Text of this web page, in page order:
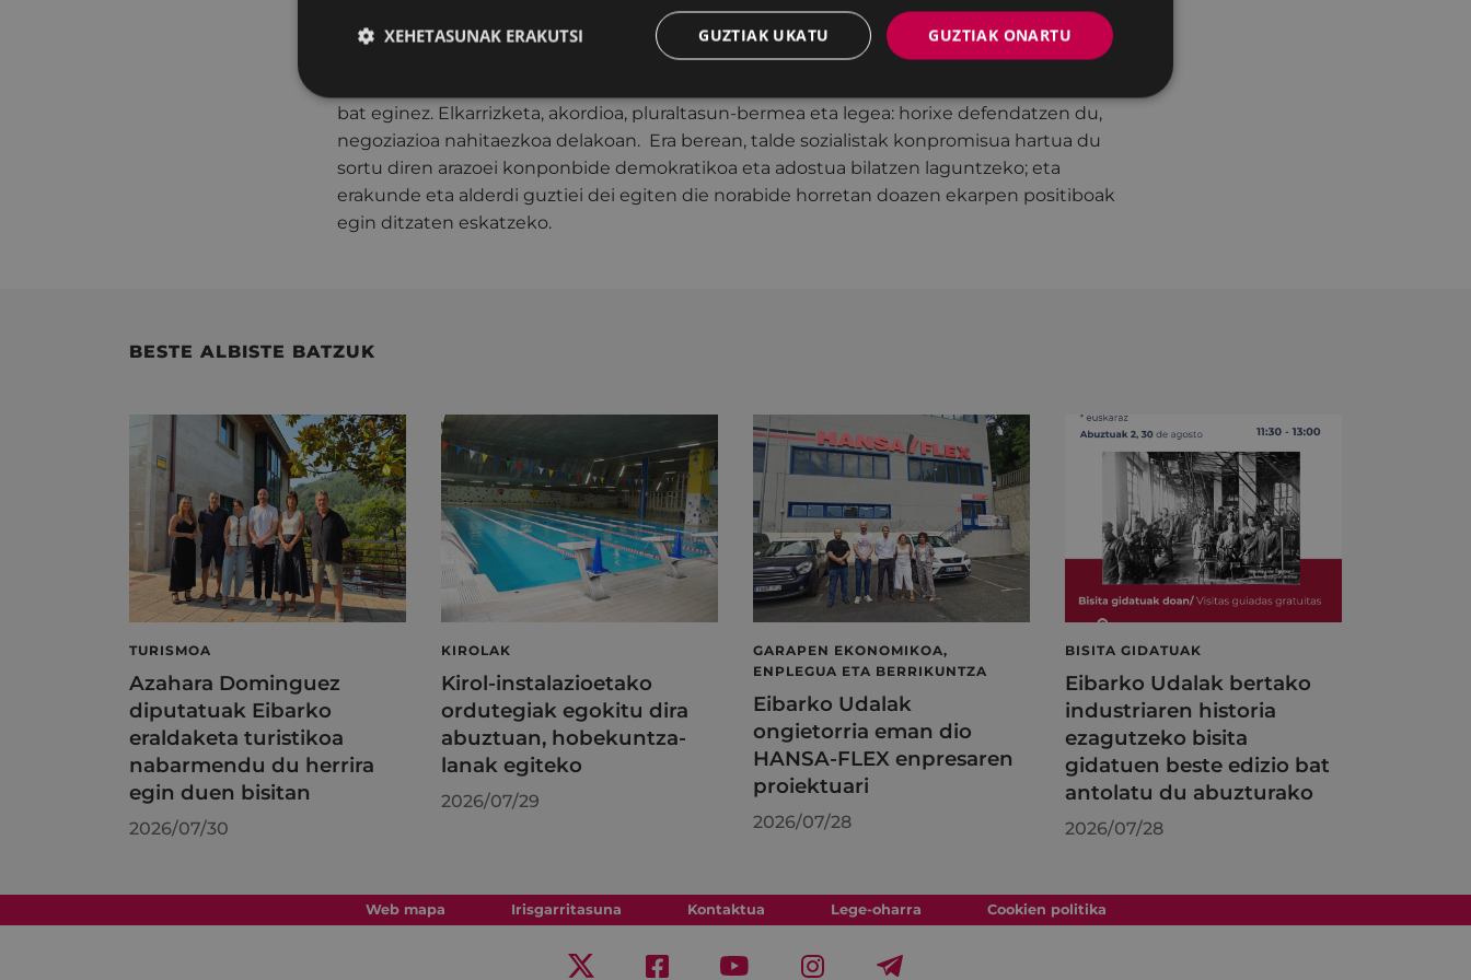
ahalbidetzea eta bere erabakia errespetatzea”.
Bere aldetik, Eibarko PSE-EEk desadostasunak bideratzen utziko duten elkarrizketa-
bat eginez. Elkarrizketa, akordioa, pluraltasun-bermea eta legea: horixe defendatzen du,
negoziazioa nahitaezkoa delakoan. Era berean, talde sozialistak konpromisua hartua du
sortu diren arazoei konponbide demokratikoa eta adostua bilatzen laguntzeko; eta
erakunde eta alderdi guztiei dei egiten die norabide horretan doazen ekarpen positiboak
egin ditzaten eskatzeko.
BESTE ALBISTE BATZUK
TURISMOA
Azahara Dominguez
diputatuak Eibarko
eraldaketa turistikoa
nabarmendu du herrira
egin duen bisitan
2026/07/30
KIROLAK
Kirol-instalazioetako
ordutegiak egokitu dira
abuztuan, hobekuntza-
lanak egiteko
2026/07/29
GARAPEN EKONOMIKOA,
ENPLEGUA ETA BERRIKUNTZA
Eibarko Udalak
ongietorria eman dio
HANSA-FLEX enpresaren
proiektuari
2026/07/28
BISITA GIDATUAK
Eibarko Udalak bertako
industriaren historia
ezagutzeko bisita
gidatuen beste edizio bat
antolatu du abuzturako
2026/07/28
Web mapa Irisgarritasuna Kontaktua Lege-oharra Cookien politika
GUZTIAK ONARTU
GUZTIAK UKATU
XEHETASUNAK ERAKUTSI